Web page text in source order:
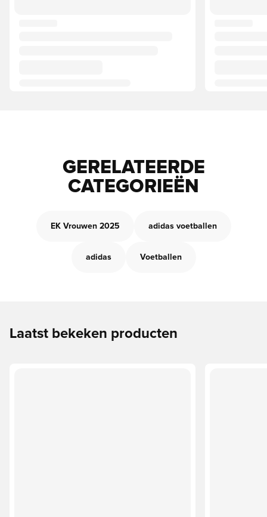
GERELATEERDE
CATEGORIEËN
EK Vrouwen 2025 adidas voetballen
adidas Voetballen
Laatst bekeken producten